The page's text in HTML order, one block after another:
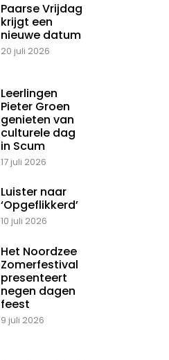
Paarse Vrijdag
krijgt een
nieuwe datum
20 juli 2026
Leerlingen
Pieter Groen
genieten van
culturele dag
in Scum
17 juli 2026
Luister naar
‘Opgeflikkerd’
10 juli 2026
Het Noordzee
Zomerfestival
presenteert
negen dagen
feest
9 juli 2026